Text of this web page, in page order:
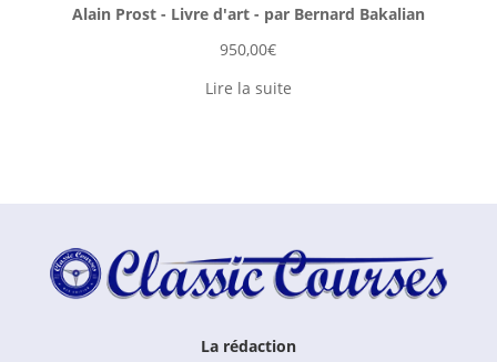
Alain Prost - Livre d'art - par Bernard Bakalian
950,00€
Lire la suite
La rédaction